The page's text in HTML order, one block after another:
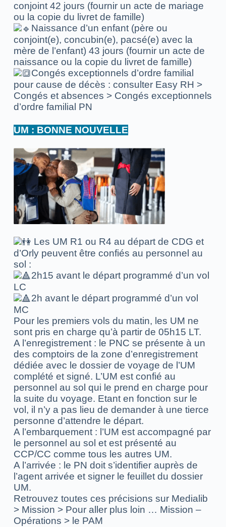
conjoint 42 jours (fournir un acte de mariage
ou la copie du livret de famille)
Naissance d’un enfant (père ou
conjoint(e), concubin(e), pacsé(e) avec la
mère de l’enfant) 43 jours (fournir un acte de
naissance ou la copie du livret de famille)
Congés exceptionnels d’ordre familial
pour cause de décès : consulter Easy RH >
Congés et absences > Congés exceptionnels
d’ordre familial PN
UM : BONNE NOUVELLE
Les UM R1 ou R4 au départ de CDG et
d’Orly peuvent être confiés au personnel au
sol :
2h15 avant le départ programmé d’un vol
LC
2h avant le départ programmé d’un vol
MC
Pour les premiers vols du matin, les UM ne
sont pris en charge qu’à partir de 05h15 LT.
A l’enregistrement : le PNC se présente à un
des comptoirs de la zone d’enregistrement
dédiée avec le dossier de voyage de l’UM
complété et signé. L’UM est confié au
personnel au sol qui le prend en charge pour
la suite du voyage. Etant en fonction sur le
vol, il n’y a pas lieu de demander à une tierce
personne d’attendre le départ.
A l’embarquement : l’UM est accompagné par
le personnel au sol et est présenté au
CCP/CC comme tous les autres UM.
A l’arrivée : le PN doit s’identifier auprès de
l’agent arrivée et signer le feuillet du dossier
UM.
Retrouvez toutes ces précisions sur Medialib
> Mission > Pour aller plus loin … Mission –
Opérations > le PAM